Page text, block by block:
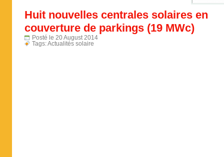
Huit nouvelles centrales solaires en
couverture de parkings (19 MWc)
Posté le 20 August 2014
Tags:Actualités solaire